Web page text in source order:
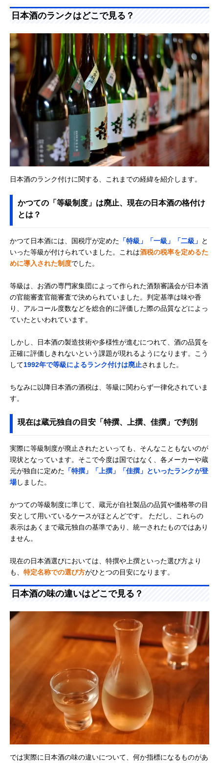
日本酒のランクはどこで見る？
日本酒のランク付けに関する、これまでの経緯を紹介します。
かつての「等級制度」は廃止、現在の日本酒の格付け
とは？
かつて日本酒には、国税庁が定めた 「特級」「一級」「二級」 と
いった等級が付けられていました。これは酒税の税率を定めるた
めに導入された制度でした。
等級は、お酒の専門家集団によって作られた酒類審議会が日本酒
の官能審査官能審査で決められていました。判定基準は味や香
り、アルコール度数などを総合的に評価した際の品質などによっ
ていたといわれています。
しかし、日本酒の製造技術や多様性が進むにつれて、酒の品質を
正確に評価しきれないという課題が現れるようになります。こう
して1992年で等級によるランク付けは廃止されました。
ちなみに以降日本酒の酒税は、等級に関わらず一律化されていま
す。
現在は蔵元独自の目安「特撰、上撰、佳撰」で判別
実際に等級制度が廃止されたといっても、そんなこともないのが
現状となっています。そこで今度は国ではなく、各メーカーや蔵
元が独自に定めた 「特撰」「上撰」「佳撰」といったランクが登
場しました。
かつての等級制度に準じて、蔵元が自社製品の品質や価格帯の目
安として用いているケースがほとんどです。 ただし、これらの
表示はあくまで蔵元独自の基準であり、統一されたものではあり
ません。
現在の日本酒選びにおいては、特撰や上撰といった選び方より
も、 特定名称での選び方がひとつの目安になります。
日本酒の味の違いはどこで見る？
では実際に日本酒の味の違いについて、何か指標になるものがあ